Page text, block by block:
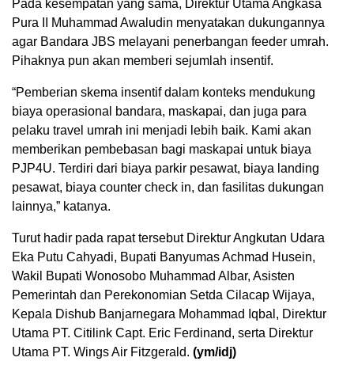
Pada kesempatan yang sama, Direktur Utama Angkasa
Pura II Muhammad Awaludin menyatakan dukungannya
agar Bandara JBS melayani penerbangan feeder umrah.
Pihaknya pun akan memberi sejumlah insentif.
“Pemberian skema insentif dalam konteks mendukung
biaya operasional bandara, maskapai, dan juga para
pelaku travel umrah ini menjadi lebih baik. Kami akan
memberikan pembebasan bagi maskapai untuk biaya
PJP4U. Terdiri dari biaya parkir pesawat, biaya landing
pesawat, biaya counter check in, dan fasilitas dukungan
lainnya,” katanya.
Turut hadir pada rapat tersebut Direktur Angkutan Udara
Eka Putu Cahyadi, Bupati Banyumas Achmad Husein,
Wakil Bupati Wonosobo Muhammad Albar, Asisten
Pemerintah dan Perekonomian Setda Cilacap Wijaya,
Kepala Dishub Banjarnegara Mohammad Iqbal, Direktur
Utama PT. Citilink Capt. Eric Ferdinand, serta Direktur
Utama PT. Wings Air Fitzgerald. (ym/idj)